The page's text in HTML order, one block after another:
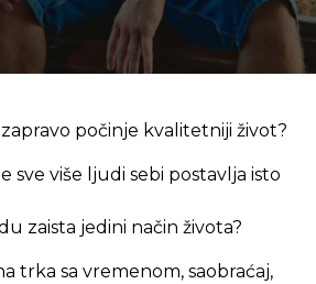
počinje kvalitetniji život?
sve više ljudi sebi postavlja isto
zaista jedini način života?
trka sa vremenom, saobraćaj,